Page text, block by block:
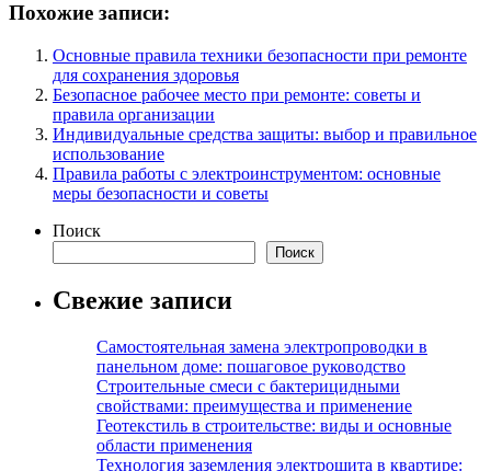
Похожие записи:
Основные правила техники безопасности при ремонте
для сохранения здоровья
Безопасное рабочее место при ремонте: советы и
правила организации
Индивидуальные средства защиты: выбор и правильное
использование
Правила работы с электроинструментом: основные
меры безопасности и советы
Поиск
Поиск
Свежие записи
Самостоятельная замена электропроводки в
панельном доме: пошаговое руководство
Строительные смеси с бактерицидными
свойствами: преимущества и применение
Геотекстиль в строительстве: виды и основные
области применения
Технология заземления электрощита в квартире: